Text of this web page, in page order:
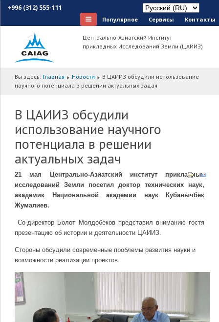
+996 (312) 555-111
Популярное Сервисы Контакты
Центрально-Азиатский Институт
прикладных Исследований Земли (ЦАИИЗ)
Вы здесь: Главная Новости
В ЦАИИЗ обсудили использование
научного потенциала в решении актуальных задач
В ЦАИИЗ обсудили
использование научного
потенциала в решении
актуальных задач
21 мая Центрально-Азиатский институт прикладных
исследований Земли посетил доктор технических наук,
академик Национальной академии наук Кубанычбек
Жумалиев.
Со-директор Болот Молдобеков представил вниманию гостя
презентацию об истории и деятельности ЦАИИЗ.
Стороны обсудили современные проблемы развития науки и
возможности реализации проектов.